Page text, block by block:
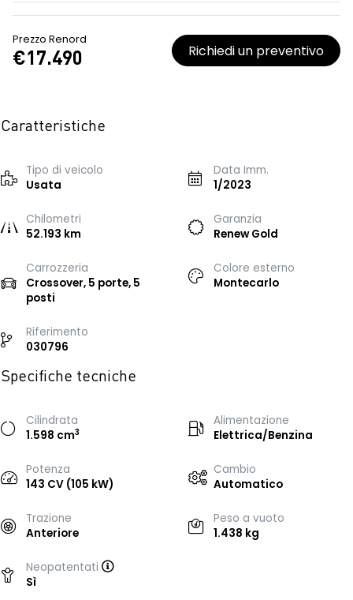
Prezzo Renord
€17.490 Richiedi un preventivo
Caratteristiche
Tipo di veicolo
Usata
Data Imm.
1/2023
Chilometri
52.193 km
Garanzia
Renew Gold
Carrozzeria
Crossover, 5 porte, 5
posti
Colore esterno
Montecarlo
Riferimento
030796
Specifiche tecniche
Cilindrata
1.598 cm3
Alimentazione
Elettrica/Benzina
Potenza
143 CV (105 kW)
Cambio
Automatico
Trazione
Anteriore
Peso a vuoto
1.438 kg
Neopatentati
Sì